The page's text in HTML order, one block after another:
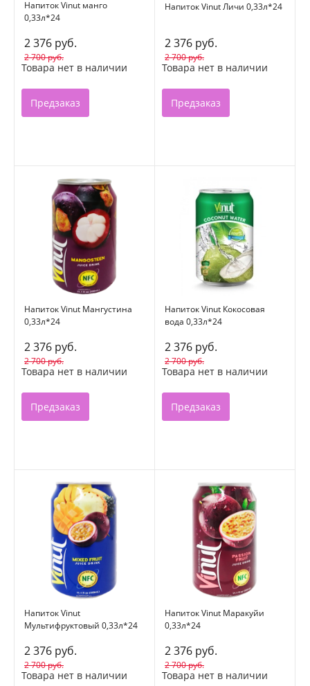
Напиток Vinut манго
0,33л*24
2 376 руб.
2 700 руб.
Товара нет в наличии
Предзаказ
Напиток Vinut Личи 0,33л*24
2 376 руб.
2 700 руб.
Товара нет в наличии
Предзаказ
Напиток Vinut Мангустина
0,33л*24
2 376 руб.
2 700 руб.
Товара нет в наличии
Предзаказ
Напиток Vinut Кокосовая
вода 0,33л*24
2 376 руб.
2 700 руб.
Товара нет в наличии
Предзаказ
Напиток Vinut
Мультифруктовый 0,33л*24
2 376 руб.
2 700 руб.
Товара нет в наличии
Напиток Vinut Маракуйи
0,33л*24
2 376 руб.
2 700 руб.
Товара нет в наличии